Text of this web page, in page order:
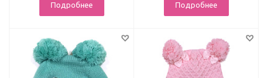
Подробнее Подробнее